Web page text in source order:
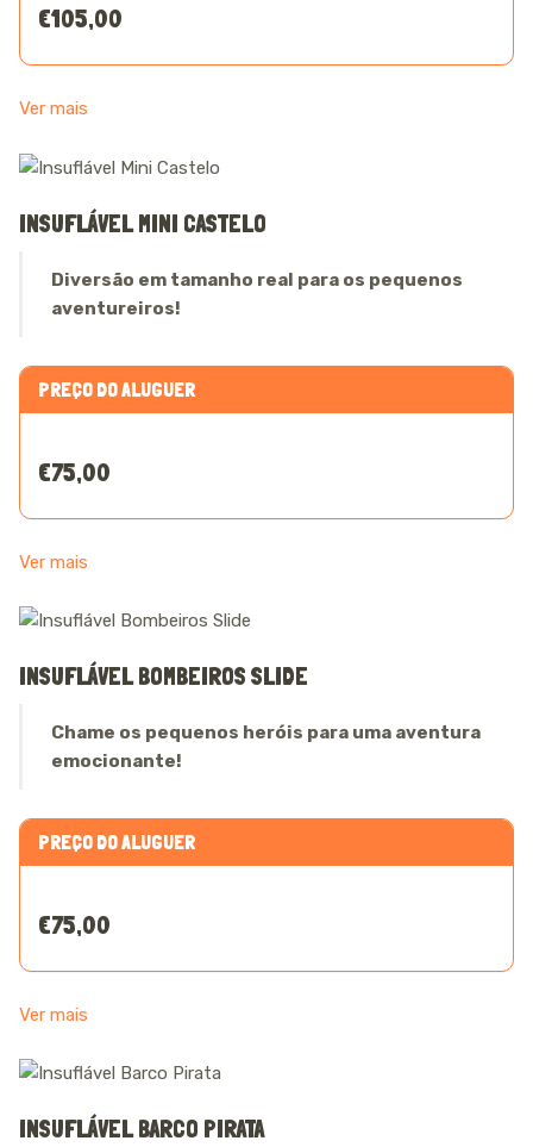
€105,00
Ver mais
INSUFLÁVEL MINI CASTELO
Diversão em tamanho real para os pequenos
aventureiros!
PREÇO DO ALUGUER
€75,00
Ver mais
INSUFLÁVEL BOMBEIROS SLIDE
Chame os pequenos heróis para uma aventura
emocionante!
PREÇO DO ALUGUER
€75,00
Ver mais
INSUFLÁVEL BARCO PIRATA